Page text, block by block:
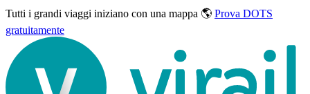
Tutti i grandi viaggi iniziano con una mappa 🌎 Prova DOTS
gratuitamente